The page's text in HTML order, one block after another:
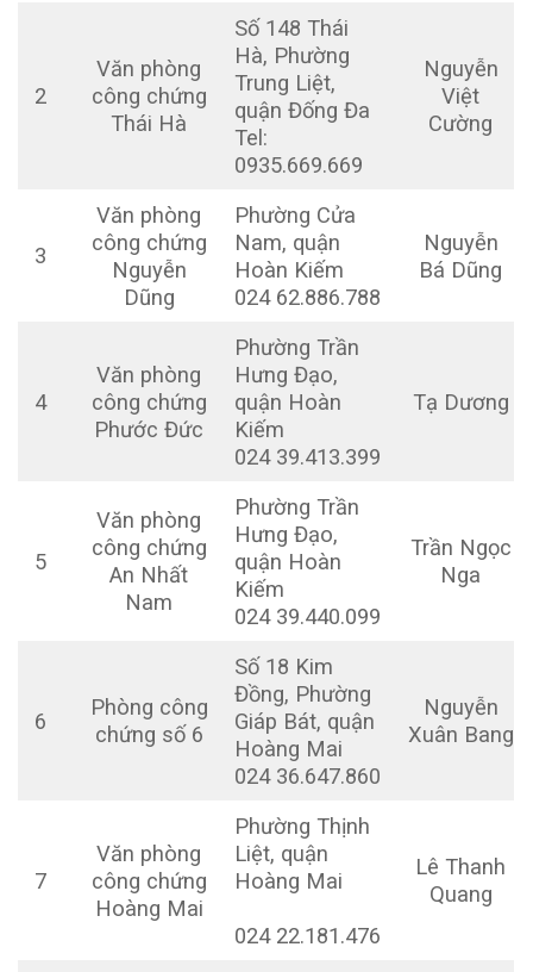
2
Văn phòng
công chứng
Thái Hà
Số 148 Thái
Hà, Phường
Trung Liệt,
quận Đống Đa
Tel:
0935.669.669
Nguyễn
Việt
Cường
3
Văn phòng
công chứng
Nguyễn
Dũng
Phường Cửa
Nam, quận
Hoàn Kiếm
024 62.886.788
Nguyễn
Bá Dũng
4
Văn phòng
công chứng
Phước Đức
Phường Trần
Hưng Đạo,
quận Hoàn
Kiếm
024 39.413.399
Tạ Dương
5
Văn phòng
công chứng
An Nhất
Nam
Phường Trần
Hưng Đạo,
quận Hoàn
Kiếm
024 39.440.099
Trần Ngọc
Nga
6
Phòng công
chứng số 6
Số 18 Kim
Đồng, Phường
Giáp Bát, quận
Hoàng Mai
024 36.647.860
Nguyễn
Xuân Bang
7
Văn phòng
công chứng
Hoàng Mai
Phường Thịnh
Liệt, quận
Hoàng Mai
024 22.181.476
Lê Thanh
Quang